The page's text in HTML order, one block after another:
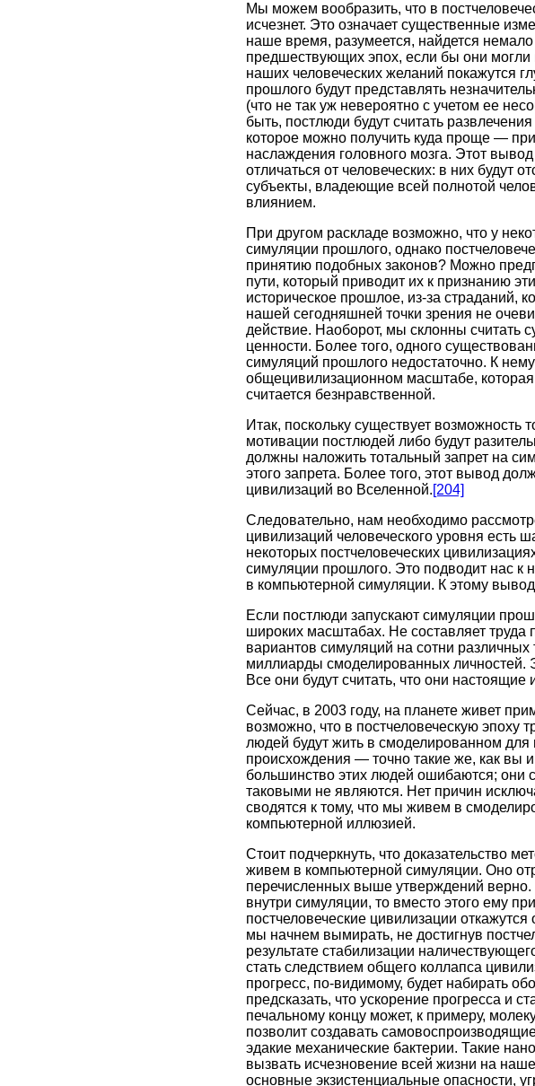
Мы можем вообразить, что в
исчезнет. Это означает существенные
наше время, разумеется, найдется
предшествующих эпох, если бы они могли
наших человеческих желаний покажутся
прошлого будут представлять
(что не так уж невероятно с учетом ее
быть, постлюди будут считать
которое можно получить куда проще —
наслаждения головного мозга. Этот
отличаться от человеческих: в них будут
субъекты, владеющие всей полнотой
влиянием.
При другом раскладе возможно, что у
симуляции прошлого, однако
принятию подобных законов? Можно
пути, который приводит их к признанию
историческое прошлое, из-за страданий,
нашей сегодняшней точки зрения не
действие. Наоборот, мы склонны считать
ценности. Более того, одного
симуляций прошлого недостаточно. К
общецивилизационном масштабе,
считается безнравственной.
Итак, поскольку существует возможность
мотивации постлюдей либо будут
должны наложить тотальный запрет на
этого запрета. Более того, этот вывод
цивилизаций во Вселенной.[204]
Следовательно, нам необходимо
цивилизаций человеческого уровня есть
некоторых постчеловеческих
симуляции прошлого. Это подводит нас
в компьютерной симуляции. К этому
Если постлюди запускают симуляции
широких масштабах. Не составляет
вариантов симуляций на сотни
миллиарды смоделированных личностей.
Все они будут считать, что они
Сейчас, в 2003 году, на планете живет
возможно, что в постчеловеческую
людей будут жить в смоделированном для
происхождения — точно такие же, как вы
большинство этих людей ошибаются; они
таковыми не являются. Нет причин
сводятся к тому, что мы живем в
компьютерной иллюзией.
Стоит подчеркнуть, что доказательство
живем в компьютерной симуляции. Оно
перечисленных выше утверждений
внутри симуляции, то вместо этого ему
постчеловеческие цивилизации
мы начнем вымирать, не достигнув
результате стабилизации
стать следствием общего коллапса
прогресс, по-видимому, будет набирать
предсказать, что ускорение прогресса и
печальному концу может, к примеру,
позволит создавать
эдакие механические бактерии. Такие
вызвать исчезновение всей жизни на
основные экзистенциальные опасности,